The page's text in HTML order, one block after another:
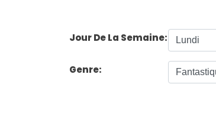
Jour De La Semaine:
Genre: